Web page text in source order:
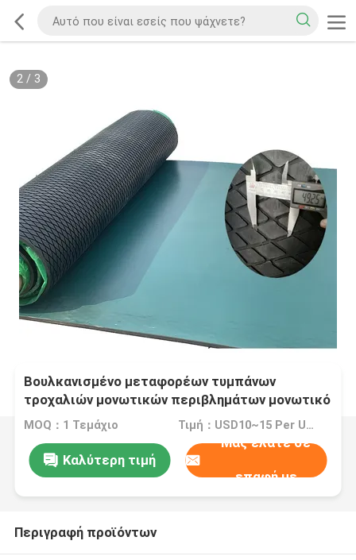
2/ 3
Βουλκανισμένο μεταφορέων τυμπάνων
τροχαλιών μονωτικών περιβλημάτων μονωτικό
περίβλημα κυλίνδρων διαμαντιών λαστιχένιο
MOQ：1 Τεμάχιο Τιμή：USD10~15 Per Unit
Καλύτερη τιμή
Μας ελάτε σε
επαφή με
Περιγραφή προϊόντων